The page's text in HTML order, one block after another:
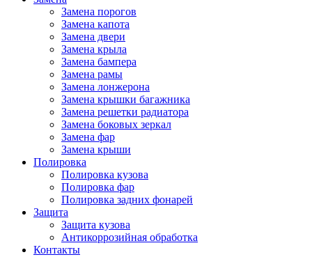
Замена порогов
Замена капота
Замена двери
Замена крыла
Замена бампера
Замена рамы
Замена лонжерона
Замена крышки багажника
Замена решетки радиатора
Замена боковых зеркал
Замена фар
Замена крыши
Полировка
Полировка кузова
Полировка фар
Полировка задних фонарей
Защита
Защита кузова
Антикоррозийная обработка
Контакты